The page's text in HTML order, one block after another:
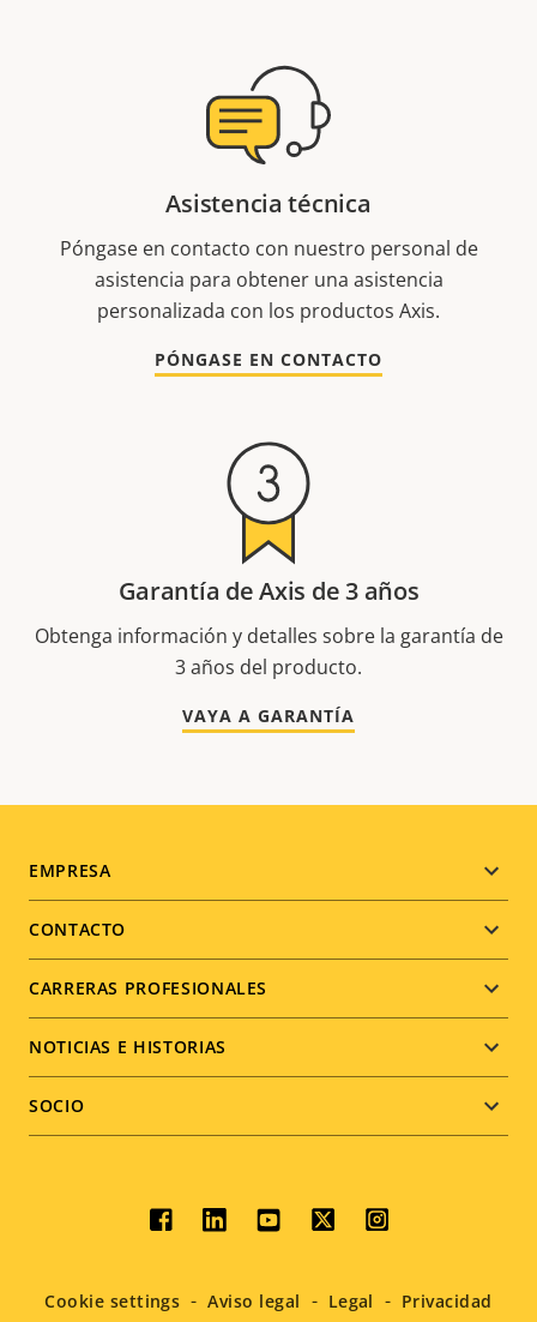
Asistencia técnica
Póngase en contacto con nuestro personal de
asistencia para obtener una asistencia
personalizada con los productos Axis.
PÓNGASE EN CONTACTO
Garantía de Axis de 3 años
Obtenga información y detalles sobre la garantía de
3 años del producto.
VAYA A GARANTÍA
Footer
menu
EMPRESA
CONTACTO
CARRERAS PROFESIONALES
NOTICIAS E HISTORIAS
SOCIO
Social
menu
Cookie settings Aviso legal Legal Privacidad